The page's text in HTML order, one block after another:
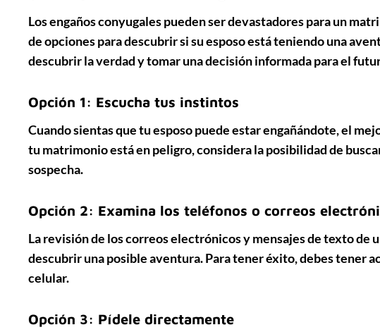
Los engaños conyugales pueden ser devastadores para un
deopcionespara descubrir si su esposo está teniendo una
descubrir la verdad y tomar una decisión informada para el
Opción 1: Escucha tus instintos
Cuando sientas que tu esposo puede estar engañándote, el
tu matrimonio está en peligro, considera la posibilidad de
sospecha.
Opción 2: Examina los teléfonos o correos
Larevisión de los correos electrónicos y mensajes de textode
descubrir una posible aventura. Para tener éxito, debes tener
celular.
Opción 3: Pídele directamente